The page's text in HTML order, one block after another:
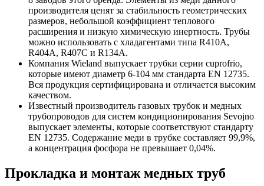
производителя ценят за стабильность геометрических
размеров, небольшой коэффициент теплового
расширения и низкую химическую инертность. Трубы
можно использовать с хладагентами типа R410A,
R404A, R407C и R134A.
Компания Wieland выпускает трубки серии cuprofrio,
которые имеют диаметр 6-104 мм стандарта EN 12735.
Вся продукция сертифицирована и отличается высоким
качеством.
Известный производитель газовых трубок и медных
трубопроводов для систем кондиционирования Sevojno
выпускает элементы, которые соответствуют стандарту
EN 12735. Содержание меди в трубке составляет 99,9%,
а концентрация фосфора не превышает 0,04%.
Прокладка и монтаж медных труб